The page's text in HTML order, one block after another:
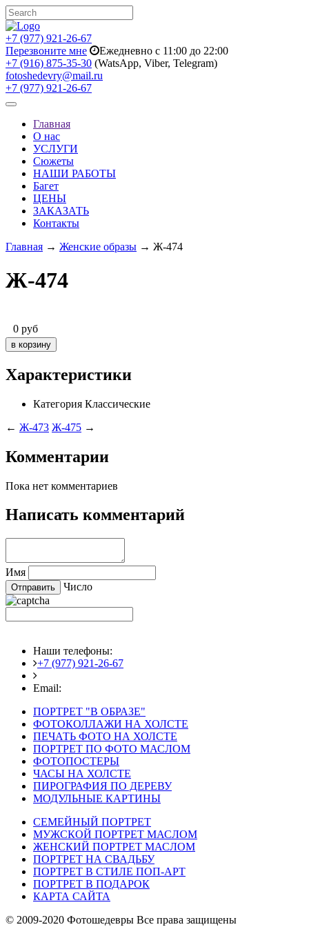
+7 (977) 921-26-67
Перезвоните мне
Ежедневно с 11:00 до 22:00
+7 (916) 875-35-30 (WatsApp, Viber, Telegram)
fotoshedevry@mail.ru
+7 (977) 921-26-67
Toggle
navigationГлавная
О нас
УСЛУГИ
Сюжеты
НАШИ РАБОТЫ
Багет
ЦЕНЫ
ЗАКАЗАТЬ
Контакты
Главная → Женские образы → Ж-474
Ж-474
0 руб
Характеристики
Категория Классические
← Ж-473 Ж-475 →
Комментарии
Пока нет комментариев
Написать комментарий
Имя
Число
Наши телефоны:
+7 (977) 921-26-67
Email:
ПОРТРЕТ "В ОБРАЗЕ"
ФОТОКОЛЛАЖИ НА ХОЛСТЕ
ПЕЧАТЬ ФОТО НА ХОЛСТЕ
ПОРТРЕТ ПО ФОТО МАСЛОМ
ФОТОПОСТЕРЫ
ЧАСЫ НА ХОЛСТЕ
ПИРОГРАФИЯ ПО ДЕРЕВУ
МОДУЛЬНЫЕ КАРТИНЫ
СЕМЕЙНЫЙ ПОРТРЕТ
МУЖСКОЙ ПОРТРЕТ МАСЛОМ
ЖЕНСКИЙ ПОРТРЕТ МАСЛОМ
ПОРТРЕТ НА СВАДЬБУ
ПОРТРЕТ В СТИЛЕ ПОП-АРТ
ПОРТРЕТ В ПОДАРОК
КАРТА САЙТА
© 2009-2020 Фотошедевры Все права защищены